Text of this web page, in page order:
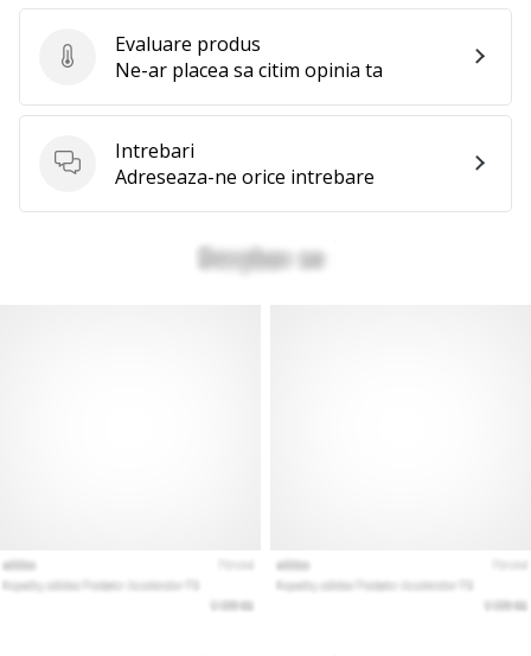
articolele
Evaluare produs
Evaluare produs
Ne-ar placea sa citim opinia ta
Intrebari
Intrebari
Adreseaza-ne orice intrebare